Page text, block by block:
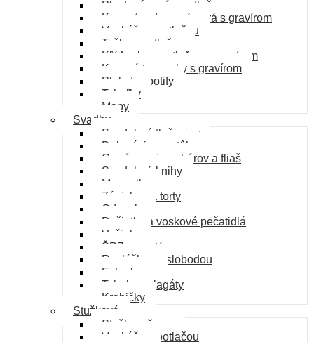
Plastové perá s potlačou
Kovové a drevené perá s gravírom
Vankúše s potlačou
Tašky s potlačou
Kľúčenky s potlačou a gravírom
Kovové termosky s gravírom
Plakety spotify
Tabuľky
Mapy
Svadby
Svadobné tlačoviny
Dekorácie na stôl
Gravírovanie pohárov a fliaš
Svadobné knihy
Magnetky
Zápichy na torty
Odznaky
Pečiatky a voskové pečatidlá
Vešiaky
ŠPZ na autá
Rozlúčka so slobodou
Fotoobrazy
Tabule a plagáty
Krabičky
Stužková
Stužky a šerpy
Vankúše s potlačou